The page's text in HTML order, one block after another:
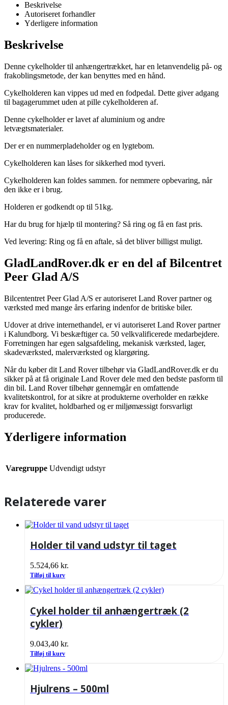
Beskrivelse
Autoriseret forhandler
Yderligere information
Beskrivelse
Denne cykelholder til anhængertrækket, har en letanvendelig på- og
frakoblingsmetode, der kan benyttes med en hånd.
Cykelholderen kan vippes ud med en fodpedal. Dette giver adgang
til bagagerummet uden at pille cykelholderen af.
Denne cykelholder er lavet af aluminium og andre
letvægtsmaterialer.
Der er en nummerpladeholder og en lygtebom.
Cykelholderen kan låses for sikkerhed mod tyveri.
Cykelholderen kan foldes sammen. for nemmere opbevaring, når
den ikke er i brug.
Holderen er godkendt op til 51kg.
Har du brug for hjælp til montering? Så ring og få en fast pris.
Ved levering: Ring og få en aftale, så det bliver billigst muligt.
GladLandRover.dk er en del af Bilcentret
Peer Glad A/S
Bilcententret Peer Glad A/S er autoriseret Land Rover partner og
værksted med mange års erfaring indenfor de britiske biler.
Udover at drive internethandel, er vi autoriseret Land Rover partner
i Kalundborg. Vi beskæftiger ca. 50 velkvalificerede medarbejdere.
Forretningen har egen salgsafdeling, mekanisk værksted, lager,
skadeværksted, malerværksted og klargøring.
Når du køber dit Land Rover tilbehør via GladLandRover.dk er du
sikker på at få originale Land Rover dele med den bedste pasform til
din bil. Land Rover tilbehør gennemgår en omfattende
kvalitetskontrol, for at sikre at produkterne overholder en række
krav for kvalitet, holdbarhed og er miljømæssigt forsvarligt
producerede.
Yderligere information
Varegruppe Udvendigt udstyr
Relaterede varer
Holder til vand udstyr til taget
5.524,66 kr.
Tilføj til kurv
Cykel holder til anhængertræk (2
cykler)
9.043,40 kr.
Tilføj til kurv
Hjulrens – 500ml